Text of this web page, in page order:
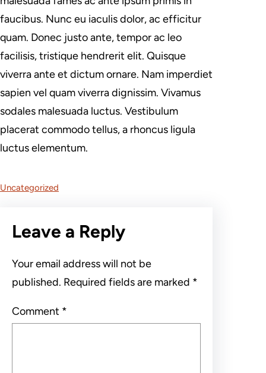
faucibus. Nunc eu iaculis dolor, ac efficitur
quam. Donec justo ante, tempor ac leo
facilisis, tristique hendrerit elit. Quisque
viverra ante et dictum ornare. Nam imperdiet
sapien vel quam viverra dignissim. Vivamus
sodales malesuada luctus. Vestibulum
placerat commodo tellus, a rhoncus ligula
luctus elementum.
Uncategorized
Leave a Reply
Your email address will not be
published. Required fields are marked *
Comment *